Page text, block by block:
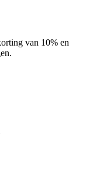
van 10% en